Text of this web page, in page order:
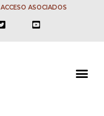
ACCESO ASOCIADOS